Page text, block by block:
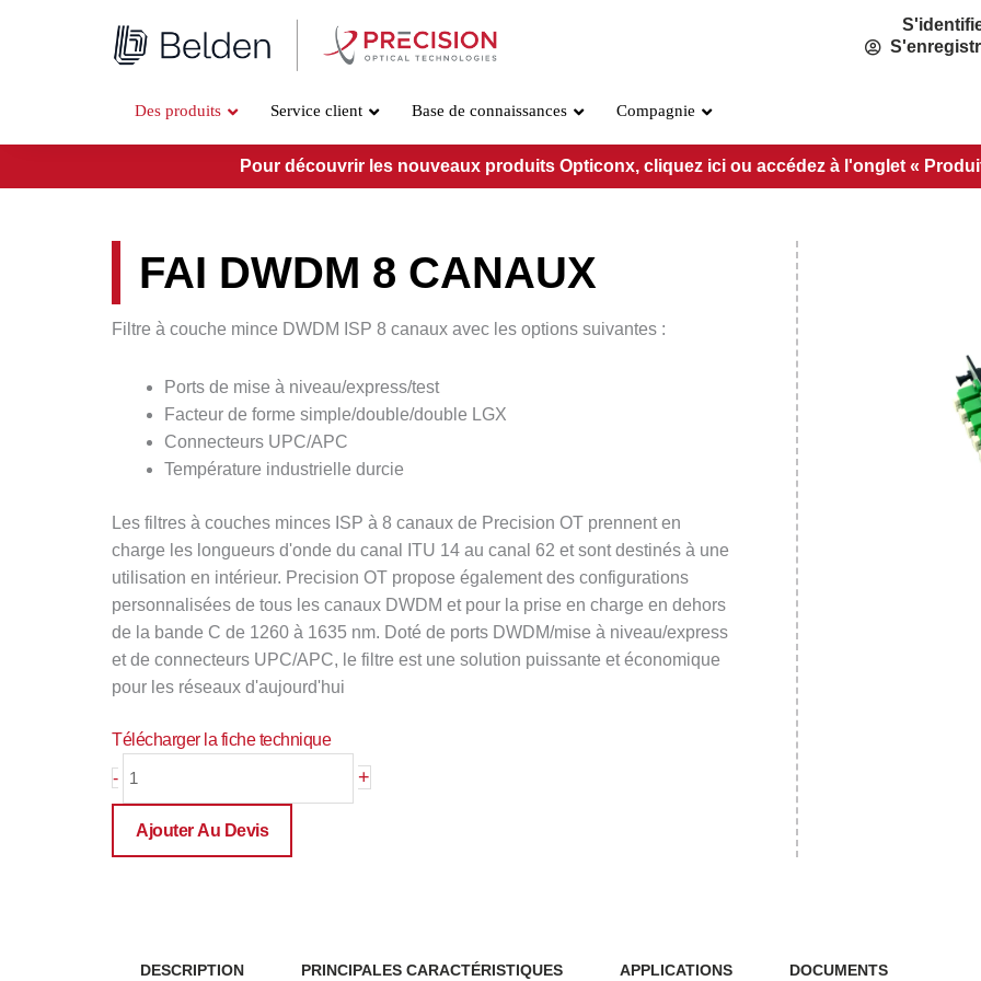
Des produits
10 & 12 CANAUX
16 & 20 CANAUX
TFF 40 & 48 CANAUX
40 & 48 CANAUX AWG
OSP
Service client Base de connaissances Compagnie
Pour découvrir les nouveaux produits Opticonx, cliquez ici ou accédez à l'onglet «
FAI DWDM 8 CANAUX
Filtre à couche mince DWDM ISP 8 canaux avec les options suivantes :
Ports de mise à niveau/express/test
Facteur de forme simple/double/double LGX
Connecteurs UPC/APC
Température industrielle durcie
Les filtres à couches minces ISP à 8 canaux de Precision OT prennent en
charge les longueurs d'onde du canal ITU 14 au canal 62 et sont destinés à une
utilisation en intérieur. Precision OT propose également des configurations
personnalisées de tous les canaux DWDM et pour la prise en charge en dehors
de la bande C de 1260 à 1635 nm. Doté de ports DWDM/mise à niveau/express
et de connecteurs UPC/APC, le filtre est une solution puissante et économique
pour les réseaux d'aujourd'hui
Télécharger la fiche technique
-
DWDM
+
Ajouter Au Devis
DESCRIPTION PRINCIPALES CARACTÉRISTIQUES APPLICATIONS DOCUMENTS